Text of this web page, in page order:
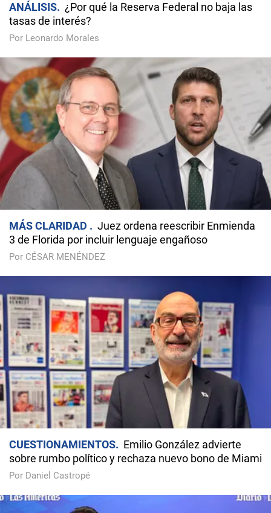
ANÁLISIS
¿Por qué la Reserva Federal no baja las
tasas de interés?
Por Leonardo Morales
MÁS CLARIDAD
Juez ordena reescribir Enmienda
3 de Florida por incluir lenguaje engañoso
Por CÉSAR MENÉNDEZ
CUESTIONAMIENTOS
Emilio González advierte
sobre rumbo político y rechaza nuevo bono de Miami
Por Daniel Castropé